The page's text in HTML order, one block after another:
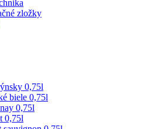
zložky
0,75l
biele 0,75l
0,75l
0,75l